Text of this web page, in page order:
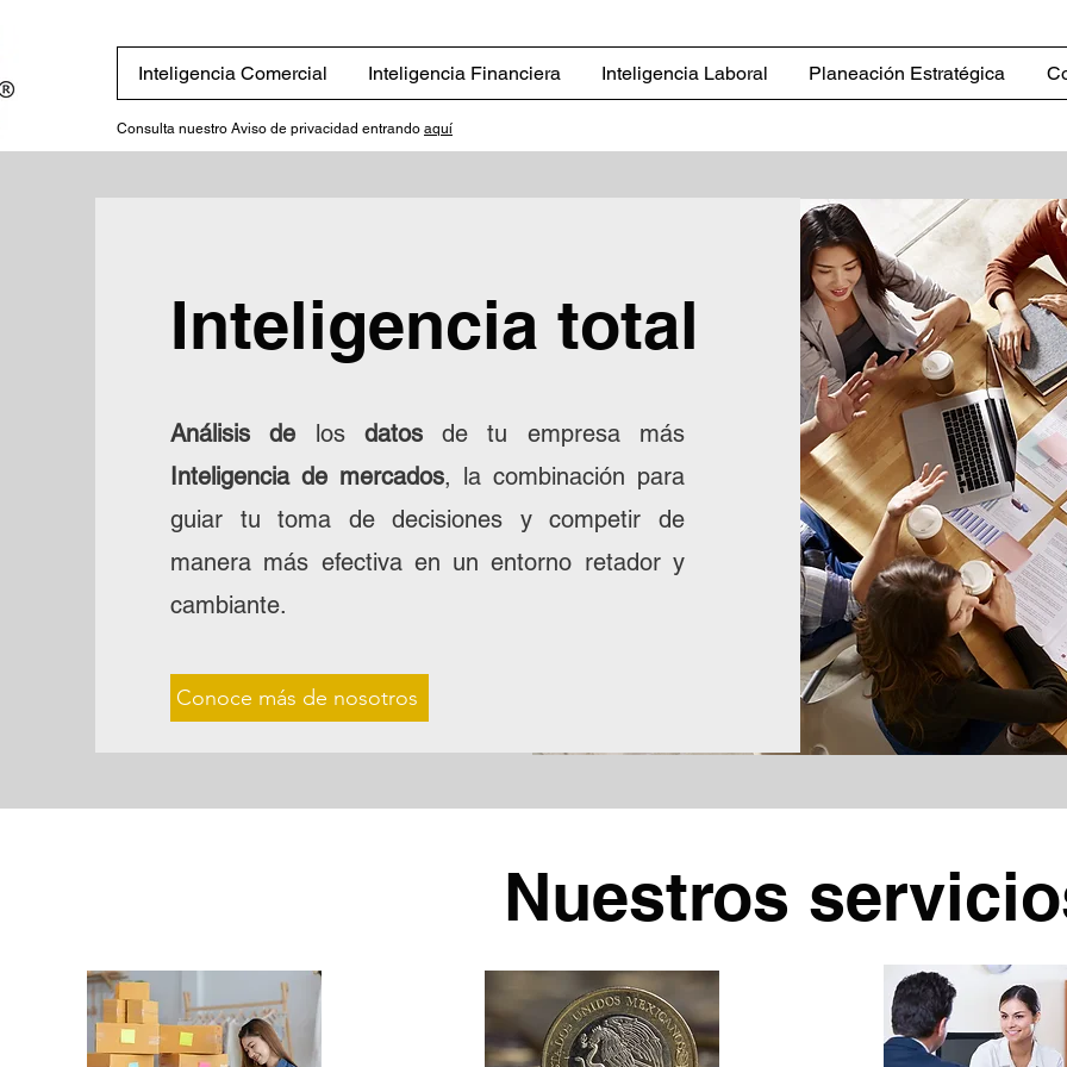
Inteligencia Comercial Inteligencia Financiera Inteligencia Laboral Planeación Estratégica
Consulta nuestro Aviso de privacidad entrando aquí
Inteligencia total
Análisis de los datosde tu empresa más
Inteligencia de mercados, la combinación para
guiar tu toma de decisiones y competir de
manera más efectiva en un entorno retador y
cambiante.
Conoce más de nosotros
Nuestros